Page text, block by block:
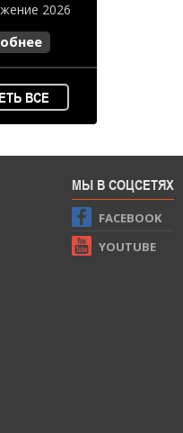
2026
ВСЕ
МЫ В СОЦСЕТЯХ
FACEBOOK
YOUTUBE